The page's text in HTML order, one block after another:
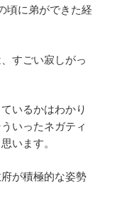
頃に弟ができた経
すごい寂しがっ
いるかはわかり
いったネガティ
います。
が積極的な姿勢